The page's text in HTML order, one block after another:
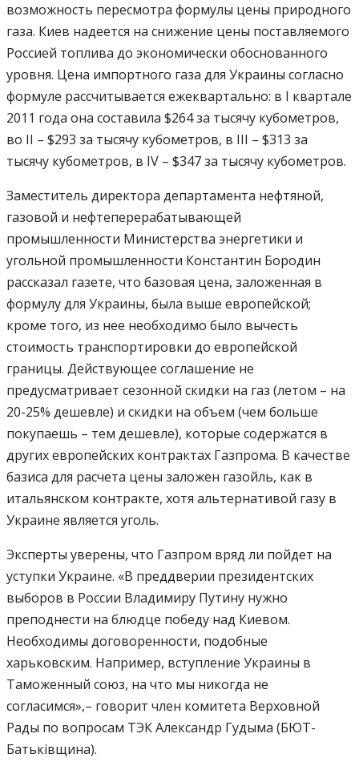
возможность пересмотра формулы цены природного
газа. Киев надеется на снижение цены поставляемого
Россией топлива до экономически обоснованного
уровня. Цена импортного газа для Украины согласно
формуле рассчитывается ежеквартально: в I квартале
2011 года она составила $264 за тысячу кубометров,
во II – $293 за тысячу кубометров, в III – $313 за
тысячу кубометров, в IV – $347 за тысячу кубометров.
Заместитель директора департамента нефтяной,
газовой и нефтеперерабатывающей
промышленности Министерства энергетики и
угольной промышленности Константин Бородин
рассказал газете, что базовая цена, заложенная в
формулу для Украины, была выше европейской;
кроме того, из нее необходимо было вычесть
стоимость транспортировки до европейской
границы. Действующее соглашение не
предусматривает сезонной скидки на газ (летом – на
20-25% дешевле) и скидки на объем (чем больше
покупаешь – тем дешевле), которые содержатся в
других европейских контрактах Газпрома. В качестве
базиса для расчета цены заложен газойль, как в
итальянском контракте, хотя альтернативой газу в
Украине является уголь.
Эксперты уверены, что Газпром вряд ли пойдет на
уступки Украине. «В преддверии президентских
выборов в России Владимиру Путину нужно
преподнести на блюдце победу над Киевом.
Необходимы договоренности, подобные
харьковским. Например, вступление Украины в
Таможенный союз, на что мы никогда не
согласимся»,– говорит член комитета Верховной
Рады по вопросам ТЭК Александр Гудыма (БЮТ-
Батьківщина).